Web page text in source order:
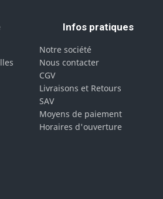
Infos pratiques
Notre société
Nous contacter
CGV
Livraisons et Retours
SAV
Moyens de paiement
Horaires d'ouverture